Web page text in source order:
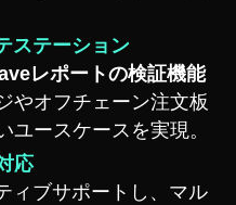
ステーション
レポートの検証機能
やオフチェーン注文板
ユースケースを実現。
応
ィブサポートし、マル